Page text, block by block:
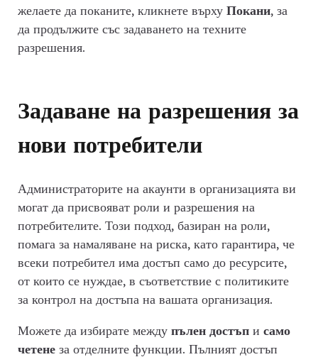
желаете да поканите, кликнете върху Покани, за
да продължите със задаването на техните
разрешения.
Задаване на разрешения за
нови потребители
Администраторите на акаунти в организацията ви
могат да присвояват роли и разрешения на
потребителите. Този подход, базиран на роли,
помага за намаляване на риска, като гарантира, че
всеки потребител има достъп само до ресурсите,
от които се нуждае, в съответствие с политиките
за контрол на достъпа на вашата организация.
Можете да избирате между пълен достъп и само
четене за отделните функции. Пълният достъп